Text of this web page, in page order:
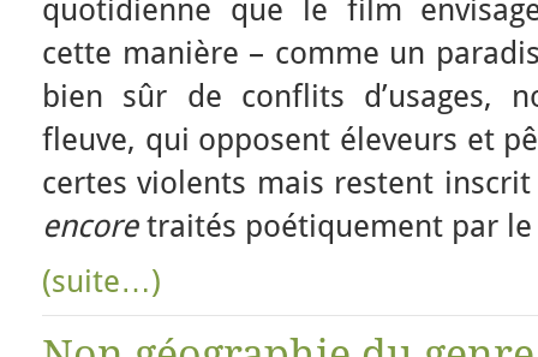
quotidienne que le film
cette manière – comme un
bien sûr de conflits d’usages,
fleuve, qui opposent éleveurs et
certes violents mais restent
encoretraités poétiquement par le
(suite…)